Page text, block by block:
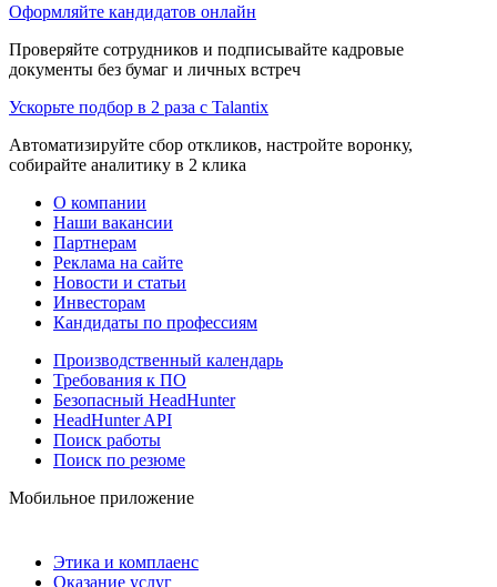
Оформляйте кандидатов онлайн
Проверяйте сотрудников и подписывайте кадровые
документы без бумаг и личных встреч
Ускорьте подбор в 2 раза с Talantix
Автоматизируйте сбор откликов, настройте воронку,
собирайте аналитику в 2 клика
О компании
Наши вакансии
Партнерам
Реклама на сайте
Новости и статьи
Инвесторам
Кандидаты по профессиям
Производственный календарь
Требования к ПО
Безопасный HeadHunter
HeadHunter API
Поиск работы
Поиск по резюме
Мобильное приложение
Этика и комплаенс
Оказание услуг